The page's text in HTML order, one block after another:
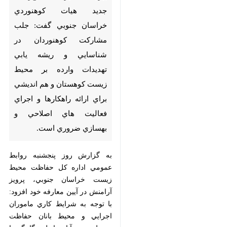
بيرجند - ايرنا - سرپرست جديد
هيات كوهنوردي خراسان جنوبي
گفت: جلب مشاركت كوهنوردان
در شناسايي و ريشه يابي تهديدات
وارده بر محيط زيست كوهستان و
اجراي فعاليت هاي اصلاحي و
بهسازي ضروري است.
به گزارش روز پنجشنبه روابط عمومي
اداره كل حفاظت محيط زيست
خراسان جنوبي، پرويز آرامنش در آيين